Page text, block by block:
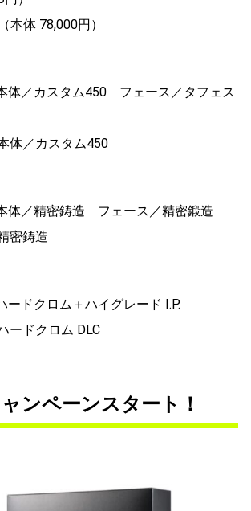
本体 78,000円）
体／カスタム450 フェース／タフェス
体／カスタム450
体／精密鋳造 フェース／精密鍛造
密鋳造
ードクロム＋ハイグレード I.P.
ードクロム DLC
ンペーンスタート！